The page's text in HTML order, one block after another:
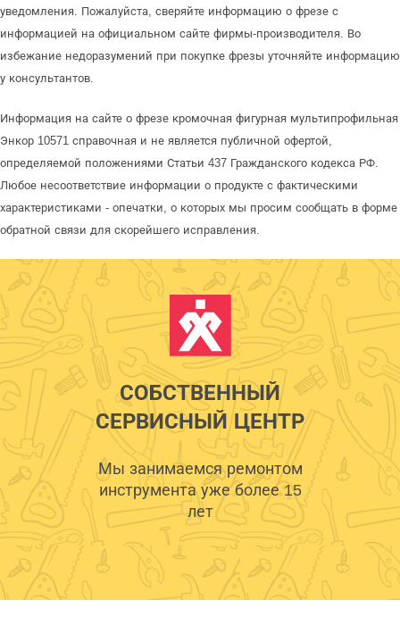
уведомления. Пожалуйста, сверяйте информацию о фрезе с
информацией на официальном сайте фирмы-производителя. Во
избежание недоразумений при покупке фрезы уточняйте информацию
у консультантов.
Информация на сайте о фрезе кромочная фигурная мультипрофильная
Энкор 10571 справочная и не является публичной офертой,
определяемой положениями Статьи 437 Гражданского кодекса РФ.
Любое несоответствие информации о продукте с фактическими
характеристиками - опечатки, о которых мы просим сообщать в форме
обратной связи для скорейшего исправления.
СОБСТВЕННЫЙ
СЕРВИСНЫЙ ЦЕНТР
Мы занимаемся ремонтом
инструмента уже более 15
лет